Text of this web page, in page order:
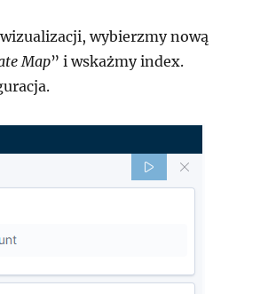
wybierzmy nową
Map” i wskażmy index.